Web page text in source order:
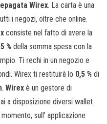
Wirex. La carta è una
i negozi, oltre che online.
consiste nel fatto di avere la
% della somma spesa con la
Ti rechi in un negozio e
Wirex ti restituirà lo 0,5 % di
. Wirex è un gestore di
a disposizione diversi wallet
sull’ applicazione